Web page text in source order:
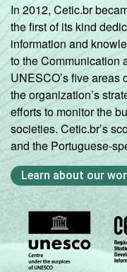
In 2012, Cetic.br
the first of its kind
information and
to the Communication
UNESCO’s five areas
the organization’s
efforts to monitor the
societies. Cetic.br’s
and the Portuguese-
Learn about our